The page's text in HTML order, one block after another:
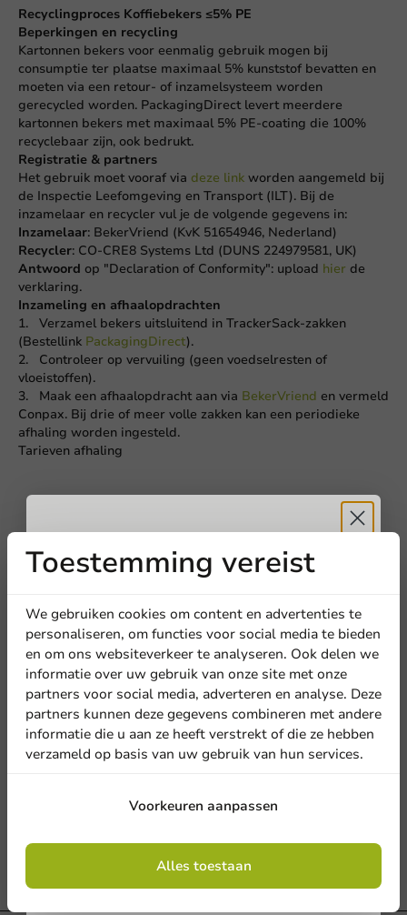
Recyclingproces Koffiebekers ≤5% PE
Beperkingen en recycling
Kartonnen bekers voor eenmalig gebruik mogen bij
consumptie ter plaatse maximaal 5% kunststof bevatten en
moeten via een retour- of inzamelsysteem worden
gerecycled worden. PackagingDirect levert meerdere
kartonnen bekers met maximaal 5% PE-coating die 100%
recyclebaar zijn, ook bedrukt.
Registratie & partners
Het gebruik moet vooraf via deze link worden aangemeld bij
de Inspectie Leefomgeving en Transport (ILT). Bij de
inzamelaar en recycler vul je de volgende gegevens in:
Inzamelaar: BekerVriend (KvK 51654946, Nederland)
Recycler: CO-CRE8 Systems Ltd (DUNS 224979581, UK)
Antwoord op "Declaration of Conformity": upload hier de
verklaring.
Inzameling en afhaalopdrachten
1. Verzamel bekers uitsluitend in TrackerSack-zakken
(Bestellink PackagingDirect).
2. Controleer op vervuiling (geen voedselresten of
vloeistoffen).
3. Maak een afhaalopdracht aan via BekerVriend en vermeld
Conpax. Bij drie of meer volle zakken kan een periodieke
afhaling worden ingesteld.
Tarieven afhaling
aanmelding de zakken op en voert een vervuilingscontrole
uit. De zakken worden gewogen, gebaald en geregistreerd in
het TrackerSack-systeem, een vereiste registratie voor de ILT
(gegevens drie jaar bewaren).
Registratieformulier
Vervolgens worden de gebaalde bekers naar de recycler
tot 17:00u.
Toestemming vereist
We gebruiken cookies om content en advertenties te
personaliseren, om functies voor social media te bieden
en om ons websiteverkeer te analyseren. Ook delen we
informatie over uw gebruik van onze site met onze
partners voor social media, adverteren en analyse. Deze
partners kunnen deze gegevens combineren met andere
informatie die u aan ze heeft verstrekt of die ze hebben
verzameld op basis van uw gebruik van hun services.
Voorkeuren aanpassen
Alles toestaan
Ontvang5%
korting
Meld je aan voor onze
nieuwsbrief!
Aanmelden
Door je in te schrijven, ga je akkoord met de
algemene voorwaarden